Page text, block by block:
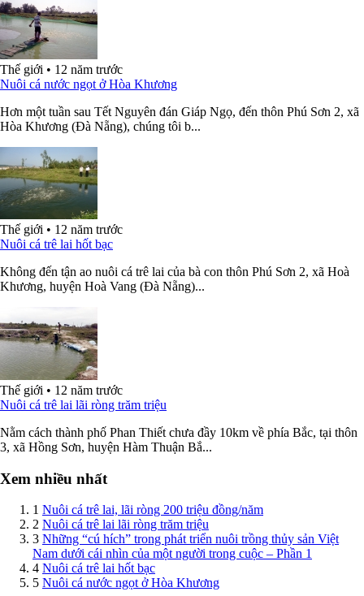
Thế giới • 12 năm trước
Nuôi cá nước ngọt ở Hòa Khương
Hơn một tuần sau Tết Nguyên đán Giáp Ngọ, đến thôn Phú Sơn 2, xã
Hòa Khương (Đà Nẵng), chúng tôi b...
Thế giới • 12 năm trước
Nuôi cá trê lai hốt bạc
Không đến tận ao nuôi cá trê lai của bà con thôn Phú Sơn 2, xã Hoà
Khương, huyện Hoà Vang (Đà Nẵng)...
Thế giới • 12 năm trước
Nuôi cá trê lai lãi ròng trăm triệu
Nằm cách thành phố Phan Thiết chưa đầy 10km về phía Bắc, tại thôn
3, xã Hồng Sơn, huyện Hàm Thuận Bắ...
Xem nhiều nhất
1 Nuôi cá trê lai, lãi ròng 200 triệu đồng/năm
2 Nuôi cá trê lai lãi ròng trăm triệu
3 Những “cú hích” trong phát triển nuôi trồng thủy sản Việt
Nam dưới cái nhìn của một người trong cuộc – Phần 1
4 Nuôi cá trê lai hốt bạc
5 Nuôi cá nước ngọt ở Hòa Khương